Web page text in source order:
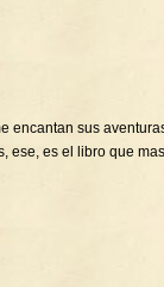
encantan sus
ese, es el libro que